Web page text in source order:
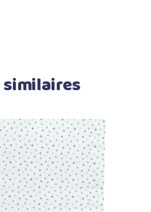
au panier